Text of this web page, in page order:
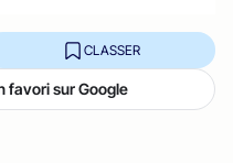
CLASSER
favori sur Google